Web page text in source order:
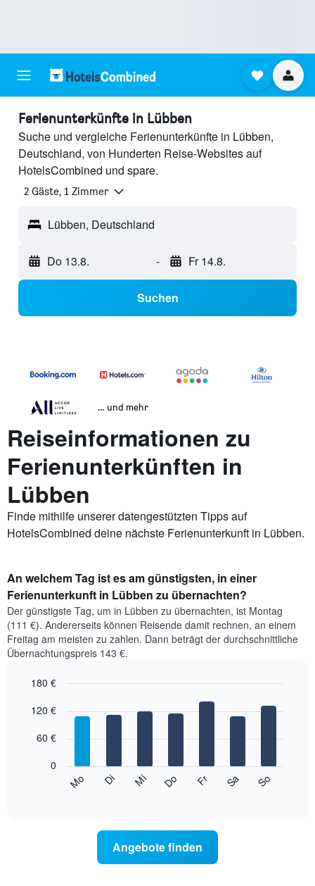
Ferienunterkünfte in Lübben
Suche und vergleiche Ferienunterkünfte in Lübben,
Deutschland, von Hunderten Reise-Websites auf
HotelsCombined und spare.
2 Gäste, 1 Zimmer
Lübben, Deutschland
Do 13.8. - Fr 14.8.
Suchen
… und mehr
Reiseinformationen zu
Ferienunterkünften in
Lübben
Finde mithilfe unserer datengestützten Tipps auf
HotelsCombined deine nächste Ferienunterkunft in Lübben.
An welchem Tag ist es am günstigsten, in einer
Ferienunterkunft in Lübben zu übernachten?
Der günstigste Tag, um in Lübben zu übernachten, ist Montag
(111 €). Andererseits können Reisende damit rechnen, an einem
Freitag am meisten zu zahlen. Dann beträgt der durchschnittliche
Übernachtungspreis 143 €.
chart
bars.
durchschnittlichen
graphic.
Mo Di Mi Do Fr Sa So
0
60 €
120 €
180 €
Angebote finden